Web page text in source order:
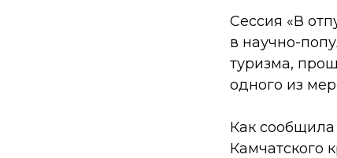
Сессия «В
в научно-
туризма,
одного из
Как сообщила
Камчатского